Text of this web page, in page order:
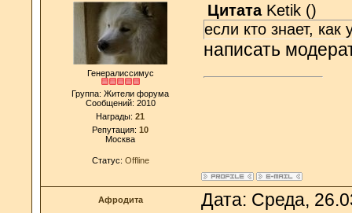
Генералиссимус
Группа: Жители форума
Сообщений: 2010
Награды: 21
Репутация: 10
Москва
Статус: Offline
Цитата Ketik ()
если кто знает,
написать
Афродита Дата: Среда,